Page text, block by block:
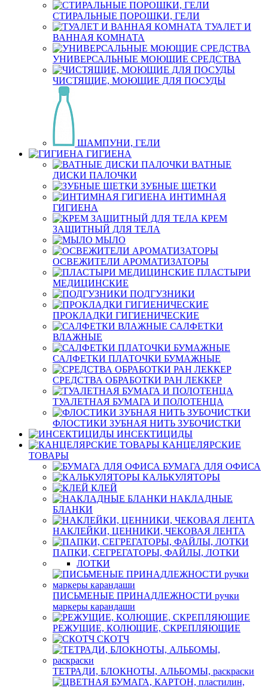
СТИРАЛЬНЫЕ ПОРОШКИ, ГЕЛИ
ТУАЛЕТ И
ВАННАЯ КОМНАТА
УНИВЕРСАЛЬНЫЕ МОЮЩИЕ СРЕДСТВА
ЧИСТЯЩИЕ, МОЮЩИЕ ДЛЯ ПОСУДЫ
ШАМПУНИ, ГЕЛИ
ГИГИЕНА
ВАТНЫЕ
ДИСКИ ПАЛОЧКИ
ЗУБНЫЕ ЩЕТКИ
ИНТИМНАЯ
ГИГИЕНА
КРЕМ
ЗАЩИТНЫЙ ДЛЯ ТЕЛА
МЫЛО
ОСВЕЖИТЕЛИ АРОМАТИЗАТОРЫ
ПЛАСТЫРИ
МЕДИЦИНСКИЕ
ПОДГУЗНИКИ
ПРОКЛАДКИ ГИГИЕНИЧЕСКИЕ
САЛФЕТКИ
ВЛАЖНЫЕ
САЛФЕТКИ ПЛАТОЧКИ БУМАЖНЫЕ
СРЕДСТВА ОБРАБОТКИ РАН ЛЕККЕР
ТУАЛЕТНАЯ БУМАГА И ПОЛОТЕНЦА
ФЛОСТИКИ ЗУБНАЯ НИТЬ ЗУБОЧИСТКИ
ИНСЕКТИЦИДЫ
КАНЦЕЛЯРСКИЕ
ТОВАРЫ
БУМАГА ДЛЯ ОФИСА
КАЛЬКУЛЯТОРЫ
КЛЕЙ
НАКЛАДНЫЕ
БЛАНКИ
НАКЛЕЙКИ, ЦЕННИКИ, ЧЕКОВАЯ ЛЕНТА
ПАПКИ, СЕГРЕГАТОРЫ, ФАЙЛЫ, ЛОТКИ
ЛОТКИ
ПИСЬМЕНЫЕ ПРИНАДЛЕЖНОСТИ ручки
маркеры карандаши
РЕЖУЩИЕ, КОЛЮЩИЕ, СКРЕПЛЯЮЩИЕ
СКОТЧ
ТЕТРАДИ, БЛОКНОТЫ, АЛЬБОМЫ, раскраски